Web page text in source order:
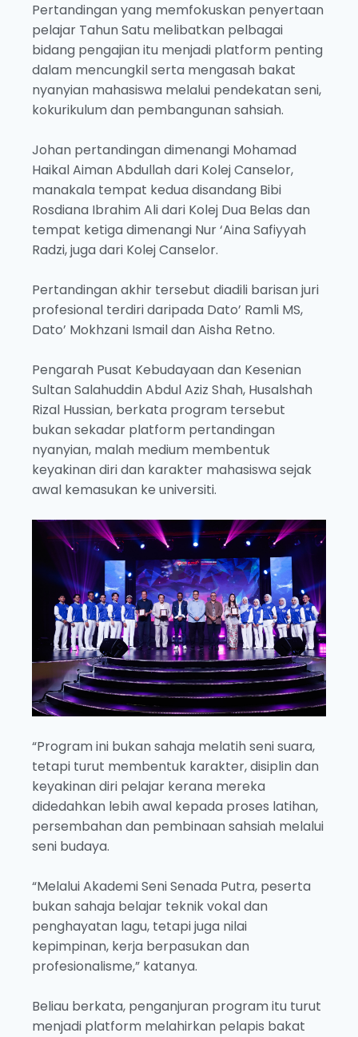
Pertandingan yang memfokuskan penyertaan
pelajar Tahun Satu melibatkan pelbagai
bidang pengajian itu menjadi platform penting
dalam mencungkil serta mengasah bakat
nyanyian mahasiswa melalui pendekatan seni,
kokurikulum dan pembangunan sahsiah.
Johan pertandingan dimenangi Mohamad
Haikal Aiman Abdullah dari Kolej Canselor,
manakala tempat kedua disandang Bibi
Rosdiana Ibrahim Ali dari Kolej Dua Belas dan
tempat ketiga dimenangi Nur ‘Aina Safiyyah
Radzi, juga dari Kolej Canselor.
Pertandingan akhir tersebut diadili barisan juri
profesional terdiri daripada Dato’ Ramli MS,
Dato’ Mokhzani Ismail dan Aisha Retno.
Pengarah Pusat Kebudayaan dan Kesenian
Sultan Salahuddin Abdul Aziz Shah, Husalshah
Rizal Hussian, berkata program tersebut
bukan sekadar platform pertandingan
nyanyian, malah medium membentuk
keyakinan diri dan karakter mahasiswa sejak
awal kemasukan ke universiti.
“Program ini bukan sahaja melatih seni suara,
tetapi turut membentuk karakter, disiplin dan
keyakinan diri pelajar kerana mereka
didedahkan lebih awal kepada proses latihan,
persembahan dan pembinaan sahsiah melalui
seni budaya.
“Melalui Akademi Seni Senada Putra, peserta
bukan sahaja belajar teknik vokal dan
penghayatan lagu, tetapi juga nilai
kepimpinan, kerja berpasukan dan
profesionalisme,” katanya.
Beliau berkata, penganjuran program itu turut
menjadi platform melahirkan pelapis bakat